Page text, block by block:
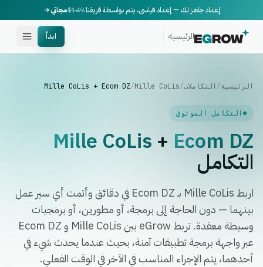
إعداد جاهز لك — إعداد قياسي، يتم بواسطة فريقنا.$149مجاني
الرئيسية ابدأ
الرئيسية/ التكاملات/
Mille CoLis
/
Mille CoLis + Ecom DZ
التكامل الموثوق
Mille CoLis + Ecom DZ
التكامل
اربط Mille CoLis بـ Ecom DZ في دقائق وأتمت أي سير عمل
بينهما — دون الحاجة إلى برمجة، أو مطورين، أو برمجيات
وسيطة معقدة. تربط eGrow بين Mille CoLis و Ecom DZ
عبر واجهة برمجة تطبيقات آمنة، بحيث عندما يحدث شيء في
أحدهما، يتم الإجراء المناسب في الآخر في الوقت الفعلي.